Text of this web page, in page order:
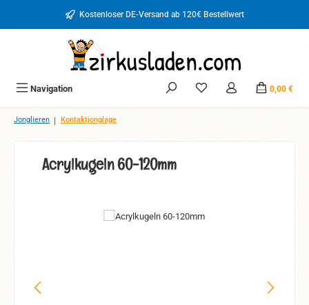
Zum Hauptinhalt springenKostenloser DE-Versand ab 120€ Bestellwert
Navigation Du hast 0 Produkte auf
0,00 €
Jonglieren | Kontaktjonglage
Acrylkugeln 60-120mm
Bildergalerie überspringen